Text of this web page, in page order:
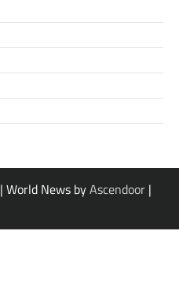
| World News byAscendoor |